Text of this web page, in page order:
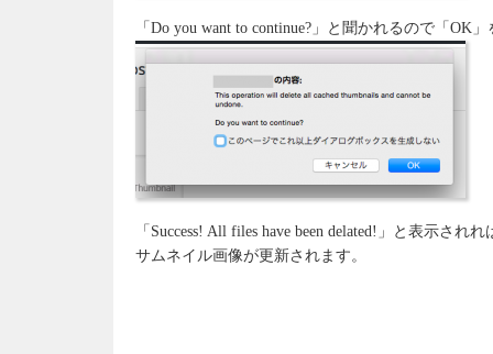
「Do you want to continue?」と聞かれるので「OK
「Success! All files have been delated!」と表示されれ
サムネイル画像が更新されます。